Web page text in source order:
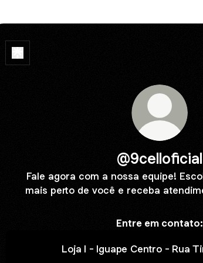
@9celloficial
Fale agora com a nossa equipe!
mais perto de você e receba
Entre em contato:
Loja I - Iguape Centro - Rua